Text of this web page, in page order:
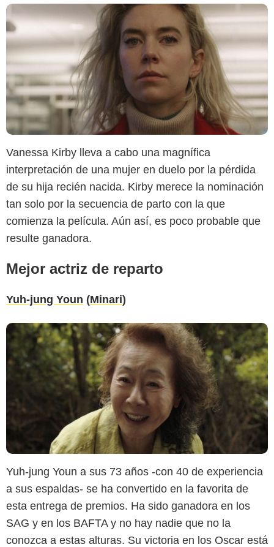
Vanessa Kirby lleva a cabo una magnífica
interpretación de una mujer en duelo por la pérdida
de su hija recién nacida. Kirby merece la nominación
tan solo por la secuencia de parto con la que
comienza la película. Aún así, es poco probable que
resulte ganadora.
Mejor actriz de reparto
Yuh-jung Youn (Minari)
Yuh-jung Youn a sus 73 años -con 40 de experiencia
a sus espaldas- se ha convertido en la favorita de
esta entrega de premios. Ha sido ganadora en los
SAG y en los BAFTA y no hay nadie que no la
conozca a estas alturas. Su victoria en los Oscar está